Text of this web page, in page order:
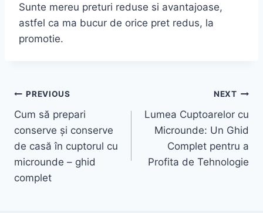
Sunte mereu preturi reduse si avantajoase,
astfel ca ma bucur de orice pret redus, la
promotie.
Post
navigation
PREVIOUS
Cum să prepari
conserve și conserve
de casă în cuptorul cu
microunde – ghid
complet
NEXT
Lumea Cuptoarelor cu
Microunde: Un Ghid
Complet pentru a
Profita de Tehnologie